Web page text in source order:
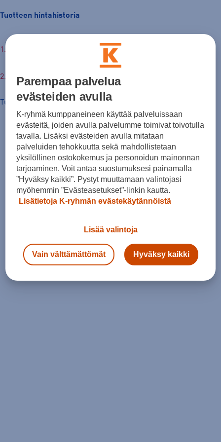
Tuotteen hintahistoria
Tuotteen hinta nyt
Parempaa palvelua
evästeiden avulla
K-ryhmä kumppaneineen käyttää palveluissaan
evästeitä, joiden avulla palvelumme toimivat toivotulla
tavalla. Lisäksi evästeiden avulla mitataan
palveluiden tehokkuutta sekä mahdollistetaan
yksilöllinen ostokokemus ja personoidun mainonnan
tarjoaminen. Voit antaa suostumuksesi painamalla
”Hyväksy kaikki”. Pystyt muuttamaan valintojasi
myöhemmin ”Evästeasetukset”-linkin kautta.
Lisätietoja K-ryhmän evästekäytännöistä
Lisää valintoja
Vain välttämättömät Hyväksy kaikki